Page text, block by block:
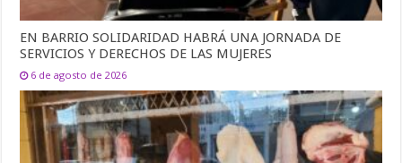
EN BARRIO SOLIDARIDAD HABRÁ UNA JORNADA DE
SERVICIOS Y DERECHOS DE LAS MUJERES
6 de agosto de 2026